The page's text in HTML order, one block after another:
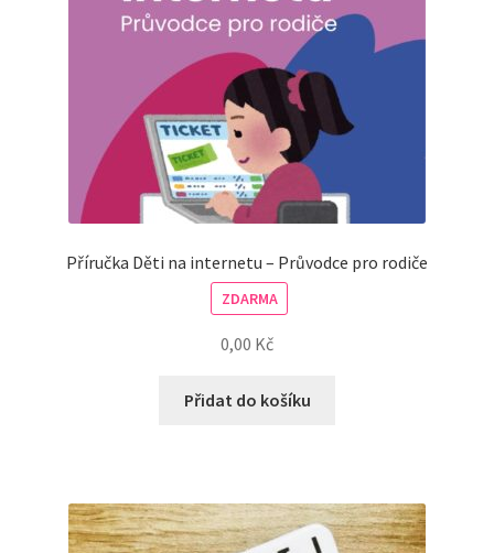
Příručka Děti na internetu – Průvodce pro rodiče
ZDARMA
0,00 Kč
Přidat do košíku